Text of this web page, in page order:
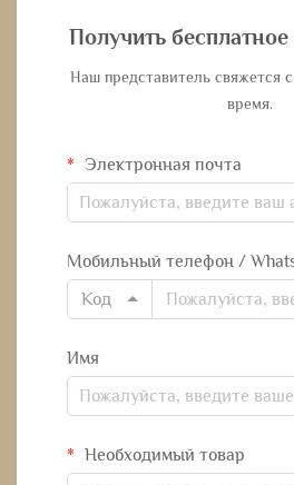
Получить
Наш представитель свяжется
время.
Электронная почта
Мобильный телефон /
Код
Имя
Необходимый товар